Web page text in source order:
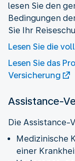
lesen Sie den
Bedingungen
Sie Ihr
Lesen Sie die
Lesen Sie das
Versicherung
Assistance-
Medizinische
einer